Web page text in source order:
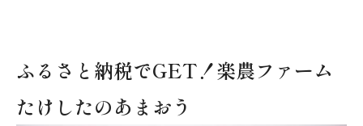
ふるさと納税でGET！楽農ファーム
たけしたのあまおう